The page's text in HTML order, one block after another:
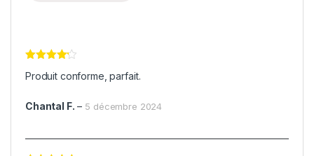
sur 5
Produit conforme, parfait.
Chantal F. – 5 décembre 2024